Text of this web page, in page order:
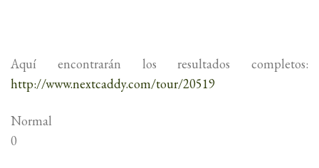
Aquí encontrarán los resultados completos:
http://www.nextcaddy.com/tour/20519
Normal
0